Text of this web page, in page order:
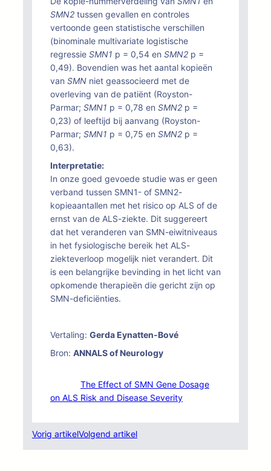
SMN2 tussen gevallen en controles
vertoonde geen statistische verschillen
(binominale multivariate logistische
regressie SMN1 p = 0,54 en SMN2 p =
0,49). Bovendien was het aantal kopieën
van SMN niet geassocieerd met de
overleving van de patiënt (Royston-
Parmar; SMN1 p = 0,78 en SMN2 p =
0,23) of leeftijd bij aanvang (Royston-
Parmar; SMN1 p = 0,75 en SMN2 p =
0,63).
Interpretatie:
In onze goed gevoede studie was er geen
verband tussen SMN1- of SMN2-
kopieaantallen met het risico op ALS of de
ernst van de ALS-ziekte. Dit suggereert
dat het veranderen van SMN-eiwitniveaus
in het fysiologische bereik het ALS-
ziekteverloop mogelijk niet verandert. Dit
is een belangrijke bevinding in het licht van
opkomende therapieën die gericht zijn op
SMN-deficiënties.
Vertaling: Gerda Eynatten-Bové
Bron: ANNALS of Neurology
The Effect of SMN Gene Dosage
on ALS Risk and Disease Severity
Vorig artikelVolgend artikel